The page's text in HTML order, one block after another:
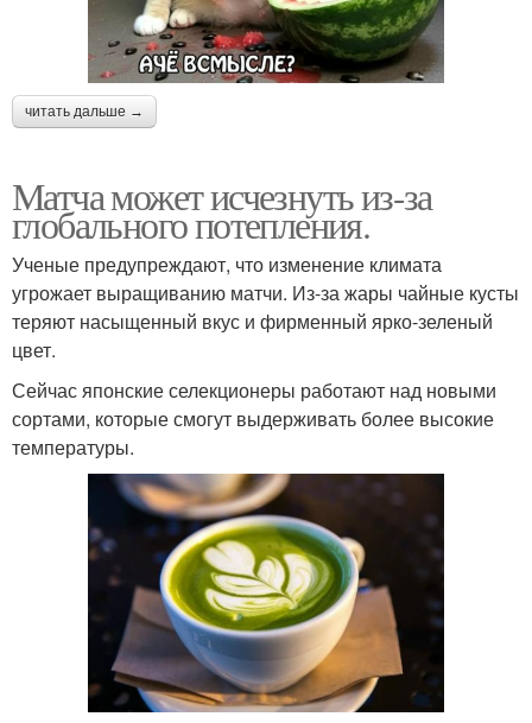
читать дальше →
Матча может исчезнуть из-за
глобального потепления.
Ученые предупреждают, что изменение климата
угрожает выращиванию матчи. Из-за жары чайные кусты
теряют насыщенный вкус и фирменный ярко-зеленый
цвет.
Сейчас японские селекционеры работают над новыми
сортами, которые смогут выдерживать более высокие
температуры.